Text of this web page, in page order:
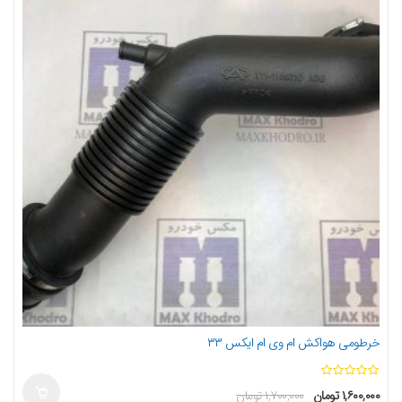
خرطومی هواکش ام وی ام ایکس ۳۳
۱,۷۰۰,۰۰۰تومان ۱,۶۰۰,۰۰۰تومان